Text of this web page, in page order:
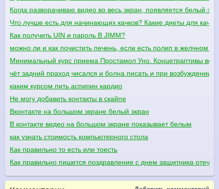
Когда разворачиваю видео во весь экран, появляется белый
Что лучше есть для начинающих качков? Какие диеты для
Как получить UIN и пароль В JIMM?
можно ли и как почистить печень, если есть полип в желчном
Минимальный курс приема Простамол Уно. Концетраптивы во
чёт задний праход чисался и болна писать и при возбуждении
каким курсом пить аспирин кардио
Не могу добавить контакты в скайпе
Вконтакте на большом экране белый экран
В контакте видео на большом экране показывает белым
как узнать стоимость компьютерного стола
Как правильно то есть или тоесть
Как правильно пишется поздравление с днем защитника